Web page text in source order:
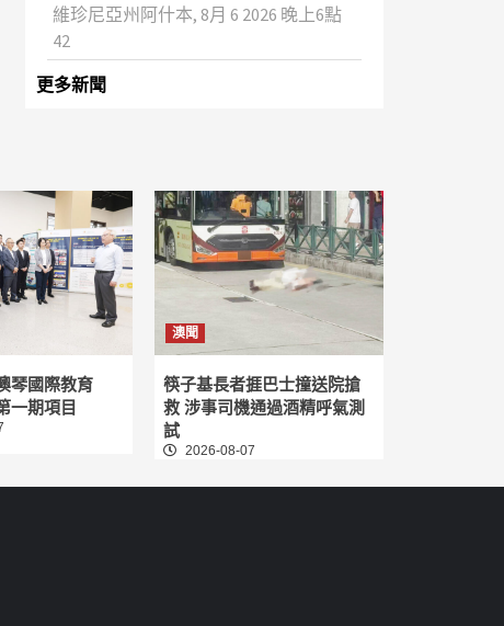
維珍尼亞州阿什本, 8月 6 2026 晚上6點
42
更多新聞
琴國際教育
一期項目
澳聞
筷子基長者捱巴士撞送院搶
救 涉事司機通過酒精呼氣測
試
2026-08-07